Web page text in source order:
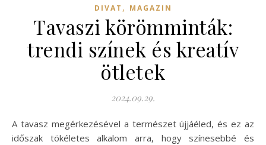
DIVAT , MAGAZIN
Tavaszi körömminták:
trendi színek és kreatív
ötletek
2024.09.29.
A tavasz megérkezésével a természet újjáéled, és ez az
időszak tökéletes alkalom arra, hogy színesebbé és